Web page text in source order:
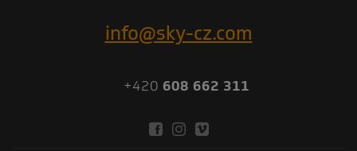
info@sky-cz.com
+420 608 662 311